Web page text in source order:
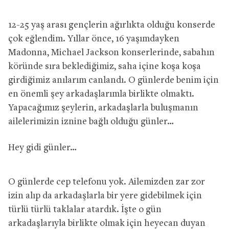
12-25 yaş arası gençlerin ağırlıkta olduğu konserde
çok eğlendim. Yıllar önce, 16 yaşımdayken
Madonna, Michael Jackson konserlerinde, sabahın
köründe sıra beklediğimiz, saha içine koşa koşa
girdiğimiz anılarım canlandı. O günlerde benim için
en önemli şey arkadaşlarımla birlikte olmaktı.
Yapacağımız şeylerin, arkadaşlarla buluşmanın
ailelerimizin iznine bağlı olduğu günler…
Hey gidi günler…
O günlerde cep telefonu yok. Ailemizden zar zor
izin alıp da arkadaşlarla bir yere gidebilmek için
türlü türlü taklalar atardık. İşte o gün
arkadaşlarıyla birlikte olmak için heyecan duyan